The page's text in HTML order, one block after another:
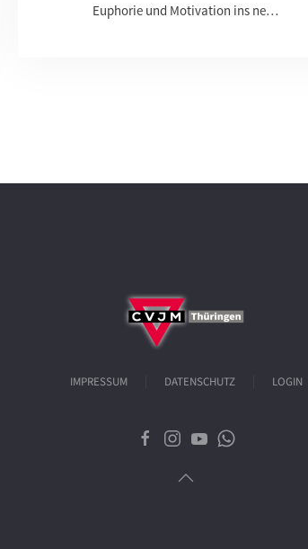
Euphorie und Motivation ins ne…
IMPRESSUM DATENSCHUTZ LOGIN